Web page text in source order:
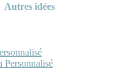
Autres idées
Personnalisé